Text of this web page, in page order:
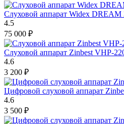
Слуховой аппарат Widex DREAM
4.5
75 000 ₽
Слуховой аппарат Zinbest VHP-
4.6
3 200 ₽
Цифровой слуховой аппарат
4.6
3 500 ₽